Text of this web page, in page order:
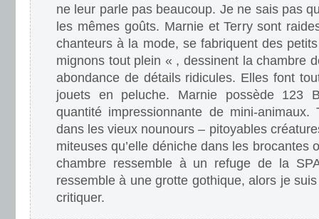
ne leur parle pas beaucoup. Je ne sais pas
les mêmes goûts. Marnie et Terry sont
chanteurs à la mode, se fabriquent des
mignons tout plein « , dessinent la chambre
abondance de détails ridicules. Elles font
jouets en peluche. Marnie possède 123
quantité impressionnante de mini-animaux.
dans les vieux nounours – pitoyables
miteuses qu’elle déniche dans les brocantes
chambre ressemble à un refuge de la
ressemble à une grotte gothique, alors je
critiquer.